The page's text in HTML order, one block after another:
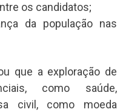
os candidatos;
da população nas
que a exploração de
como saúde,
civil, como moeda